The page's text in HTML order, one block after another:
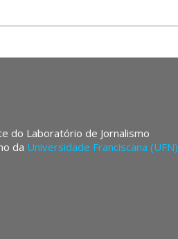
do Laboratório de Jornalismo
da Universidade Franciscana (UFN)